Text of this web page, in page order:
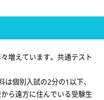
増えています。共通テスト
個別入試の2分の1以下、
ら遠方に住んでいる受験生